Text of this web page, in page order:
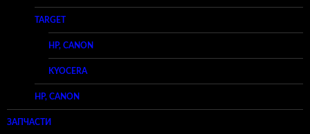
TARGET
HP, CANON
KYOCERA
HP, CANON
ЗАПЧАСТИ